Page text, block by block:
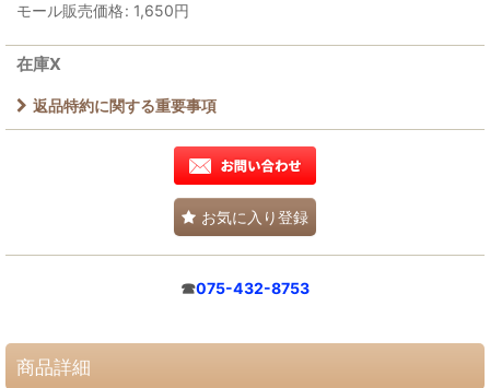
モール販売価格: 1,650円
在庫X
返品特約に関する重要事項
お気に入り登録
☎075-432-8753
商品詳細